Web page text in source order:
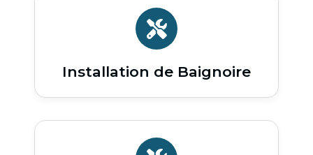
Installation de Baignoire